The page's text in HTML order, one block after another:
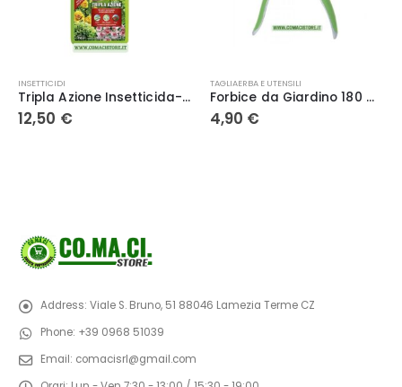
INSETTICIDI
Tripla Azione Insetticida-Fungicida-Acaricida pronto all’uso 750 ml Compo
12,50 €
TAGLIAERBA E UTENSILI
Forbice da Giardino 180 mm Inox Ribiland
4,90 €
Address: Viale S. Bruno, 51 88046 Lamezia Terme CZ
Phone: +39 0968 51039
Email: comacisrl@gmail.com